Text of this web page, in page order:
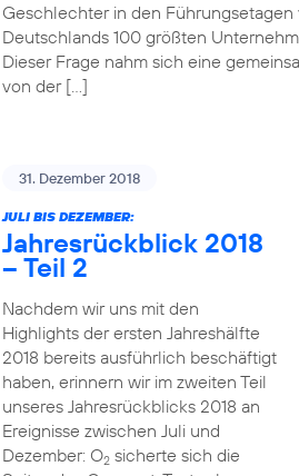
Geschlechter in den Führungsetagen
Deutschlands 100 größten
Dieser Frage nahm sich eine
von der […]
31. Dezember 2018
JULI BIS DEZEMBER:
Jahresrückblick 2018
– Teil 2
Nachdem wir uns mit den
Highlights der ersten Jahreshälfte
2018 bereits ausführlich beschäftigt
haben, erinnern wir im zweiten Teil
unseres Jahresrückblicks 2018 an
Ereignisse zwischen Juli und
Dezember: O2sicherte sich die